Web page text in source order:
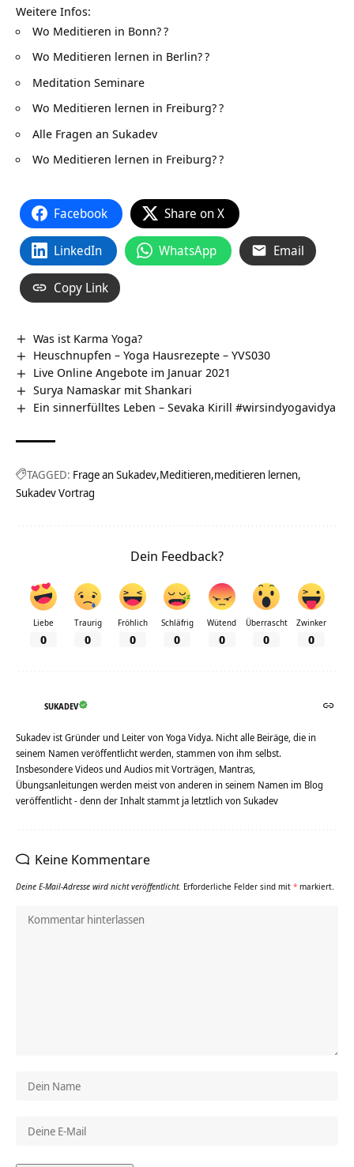
Weitere Infos:
Wo Meditieren in Bonn??
Wo Meditieren lernen in Berlin??
Meditation Seminare
Wo Meditieren lernen in Freiburg??
Alle Fragen an Sukadev
Wo Meditieren lernen in Freiburg??
Facebook Share on X
LinkedIn WhatsApp Email
Copy Link
Was ist Karma Yoga?
Heuschnupfen – Yoga Hausrezepte – YVS030
Live Online Angebote im Januar 2021
Surya Namaskar mit Shankari
Ein sinnerfülltes Leben – Sevaka Kirill #wirsindyogavidya
TAGGED: Frage an Sukadev Meditieren meditieren lernen
Sukadev Vortrag
Dein Feedback?
Liebe
0
Traurig
0
Fröhlich
0
Schläfrig
0
Wütend
0
Überrascht
0
Zwinker
0
SUKADEV
Sukadev ist Gründer und Leiter von Yoga Vidya. Nicht alle Beiräge, die in
seinem Namen veröffentlicht werden, stammen von ihm selbst.
Insbesondere Videos und Audios mit Vorträgen, Mantras,
Übungsanleitungen werden meist von anderen in seinem Namen im Blog
veröffentlicht - denn der Inhalt stammt ja letztlich von Sukadev
Keine Kommentare
Deine E-Mail-Adresse wird nicht veröffentlicht. Erforderliche Felder sind mit * markiert.